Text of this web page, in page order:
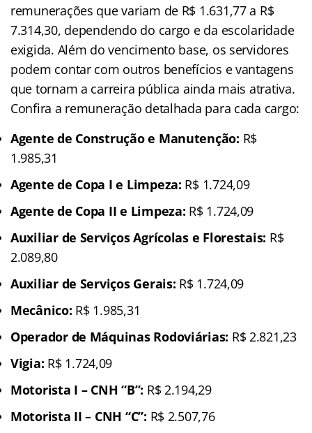
remunerações que variam de R$ 1.631,77 a R$
7.314,30, dependendo do cargo e da escolaridade
exigida. Além do vencimento base, os servidores
podem contar com outros benefícios e vantagens
que tornam a carreira pública ainda mais atrativa.
Confira a remuneração detalhada para cada cargo:
Agente de Construção e Manutenção: R$
1.985,31
Agente de Copa I e Limpeza: R$ 1.724,09
Agente de Copa II e Limpeza: R$ 1.724,09
Auxiliar de Serviços Agrícolas e Florestais: R$
2.089,80
Auxiliar de Serviços Gerais: R$ 1.724,09
Mecânico: R$ 1.985,31
Operador de Máquinas Rodoviárias: R$ 2.821,23
Vigia: R$ 1.724,09
Motorista I – CNH “B”: R$ 2.194,29
Motorista II – CNH “C”: R$ 2.507,76